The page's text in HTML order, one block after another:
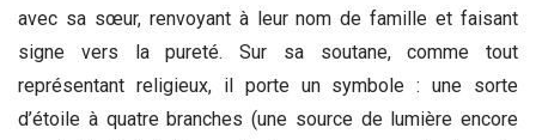
avec sa sœur, renvoyant à leur nom de famille et faisant
signe vers la pureté. Sur sa soutane, comme tout
représentant religieux, il porte un symbole : une sorte
d’étoile à quatre branches (une source de lumière encore